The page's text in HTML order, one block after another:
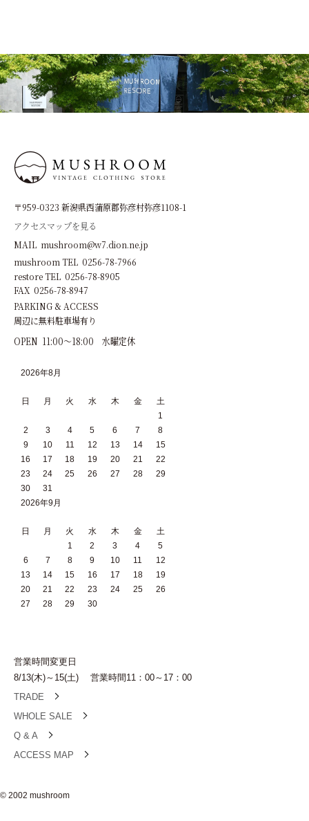
〒959-0323 新潟県西蒲原郡弥彦村弥彦1108-1
アクセスマップを見る
MAIL mushroom@w7.dion.ne.jp
mushroom TEL 0256-78-7966
restore TEL 0256-78-8905
FAX 0256-78-8947
PARKING & ACCESS
周辺に無料駐車場有り
OPEN 11:00～18:00 水曜定休
2026年8月
日 月 火 水 木 金
土
1
2
3 4 5 6 7
8
9
10 11 12 13 14
15
16
17 18 19 20 21
22
23
24 25 26 27 28
29
30
31
2026年9月
日 月 火 水 木 金
土
1
2 3 4
5
6
7 8 9 10 11
12
13
14 15 16 17 18
19
20
21 22 23 24 25
26
27
28 29 30
TRADE
WHOLE SALE
Q & A
ACCESS MAP
営業時間変更日
8/13(木)～15(土) 営業時間11：00～17：00
© 2002 mushroom